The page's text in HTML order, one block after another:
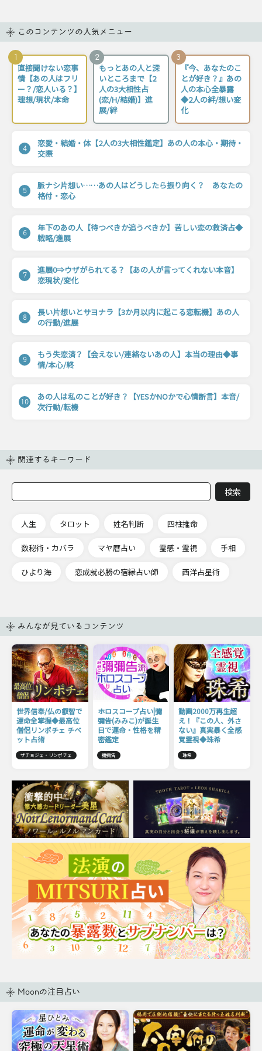
このコンテンツの人気メニュー
1
直接聞けない恋事
情【あの人はフリ
ー？/恋人いる？】
理想/現状/本命
2
もっとあの人と深
いところまで【2
人の3大相性占
(恋/H/結婚)】進
展/絆
3
『今、あなたのこ
とが好き？』あの
人の本心全暴露
◆2人の絆/想い変
化
4
恋愛・結婚・体【2人の3大相性鑑定】あの人の本心・期待・
交際
5
脈ナシ片想い……あの人はどうしたら振り向く？ あなたの
格付・恋心
6
年下のあの人【待つべきか追うべきか】苦しい恋の救済占◆
戦略/進展
7
進展0⇒ウザがられてる？【あの人が言ってくれない本音】
恋現状/変化
8
長い片想いとサヨナラ【3か月以内に起こる恋転機】あの人
の行動/進展
9
もう失恋済？【会えない/連絡ないあの人】本当の理由◆事
情/本心/終
10
あの人は私のことが好き？【YESかNOかで心情断言】本音/
次行動/転機
関連するキーワード
人生 タロット 姓名判断 四柱推命
数秘術・カバラ マヤ暦占い 霊感・霊視 手相
ひより海 恋成就必勝の宿縁占い師 西洋占星術
みんなが見ているコンテンツ
世界信奉/仏の叡智で
運命全掌握◆最高位
僧侶リンポチェ チベ
ット占術
ザチョジェ・リンポチェ
ホロスコープ占い|彌
彌告(みみこ)が誕生
日で運命・性格を精
密鑑定
彌彌告
動画2000万再生超
え！『この人、外さ
ない』真実暴く全感
覚霊視◆珠希
珠希
Moonの注目占い